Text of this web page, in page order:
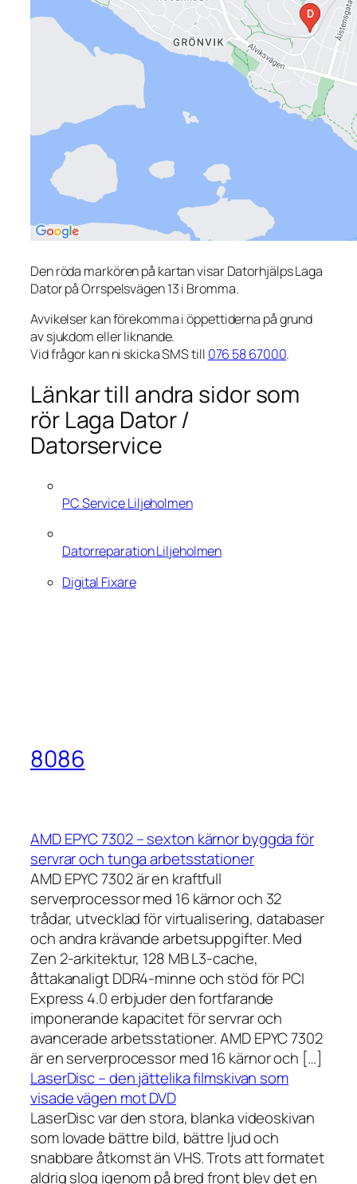
Den röda markören på kartan visar Datorhjälps Laga
Dator på Orrspelsvägen 13 i Bromma.
Avvikelser kan förekomma i öppettiderna på grund
av sjukdom eller liknande.
Vid frågor kan ni skicka SMS till 076 58 67000.
Länkar till andra sidor som
rör Laga Dator /
Datorservice
PC Service Liljeholmen
Datorreparation Liljeholmen
Digital Fixare
8086
AMD EPYC 7302 – sexton kärnor byggda för
servrar och tunga arbetsstationer
AMD EPYC 7302 är en kraftfull
serverprocessor med 16 kärnor och 32
trådar, utvecklad för virtualisering, databaser
och andra krävande arbetsuppgifter. Med
Zen 2-arkitektur, 128 MB L3-cache,
åttakanaligt DDR4-minne och stöd för PCI
Express 4.0 erbjuder den fortfarande
imponerande kapacitet för servrar och
avancerade arbetsstationer. AMD EPYC 7302
är en serverprocessor med 16 kärnor och […]
LaserDisc – den jättelika filmskivan som
visade vägen mot DVD
LaserDisc var den stora, blanka videoskivan
som lovade bättre bild, bättre ljud och
snabbare åtkomst än VHS. Trots att formatet
aldrig slog igenom på bred front blev det en